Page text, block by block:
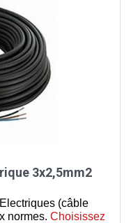
3x2,5mm2
(câble
normes. Choisissez